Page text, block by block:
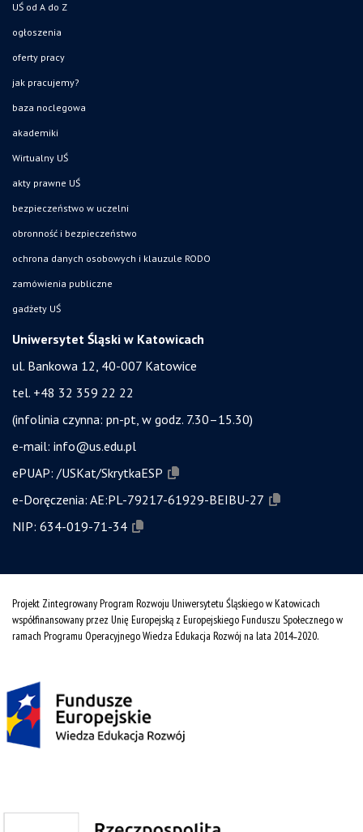
UŚ od A do Z
ogłoszenia
oferty pracy
jak pracujemy?
baza noclegowa
akademiki
Wirtualny UŚ
akty prawne UŚ
bezpieczeństwo w uczelni
obronność i bezpieczeństwo
ochrona danych osobowych i klauzule RODO
zamówienia publiczne
gadżety UŚ
Uniwersytet Śląski w Katowicach
ul. Bankowa 12, 40-007 Katowice
tel. +48 32 359 22 22
(infolinia czynna: pn-pt, w godz. 7.30–15.30)
e-mail: info@us.edu.pl
ePUAP: /USKat/SkrytkaESP
e-Doręczenia: AE:PL-79217-61929-BEIBU-27
NIP: 634-019-71-34
Projekt Zintegrowany Program Rozwoju Uniwersytetu Śląskiego w Katowicach
współfinansowany przez Unię Europejską z Europejskiego Funduszu Społecznego w
ramach Programu Operacyjnego Wiedza Edukacja Rozwój na lata 2014˗2020.